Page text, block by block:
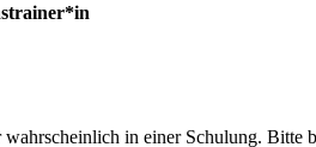
in einer Schulung. Bitte